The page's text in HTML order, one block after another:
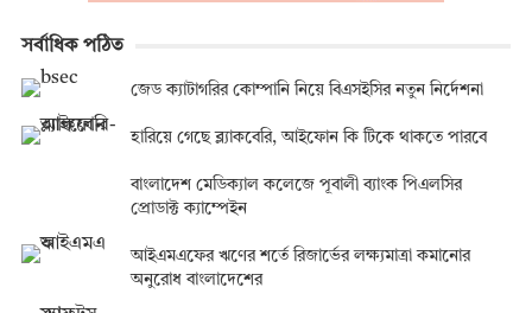
সর্বাধিক পঠিত
জেড ক্যাটাগরির কোম্পানি নিয়ে বিএসইসির নতুন নির্দেশনা
হারিয়ে গেছে ব্ল্যাকবেরি, আইফোন কি টিকে থাকতে পারবে
বাংলাদেশ মেডিক্যাল কলেজে পূবালী ব্যাংক পিএলসির
প্রোডাক্ট ক্যাম্পেইন
আইএমএফের ঋণের শর্তে রিজার্ভের লক্ষ্যমাত্রা কমানোর
অনুরোধ বাংলাদেশের